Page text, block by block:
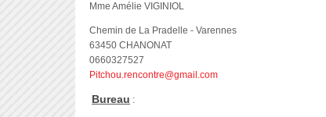
Mme Amélie VIGINIOL
Chemin de La Pradelle - Varennes
63450 CHANONAT
0660327527
Pitchou.rencontre@gmail.com
Bureau :